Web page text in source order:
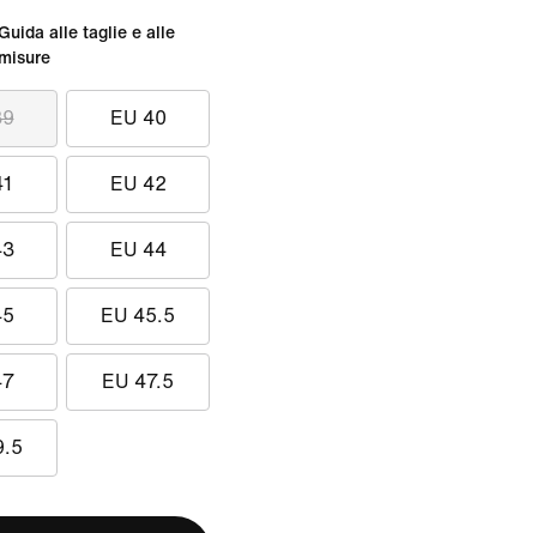
alle taglie e alle
EU 40
EU 42
EU 44
EU 45.5
EU 47.5